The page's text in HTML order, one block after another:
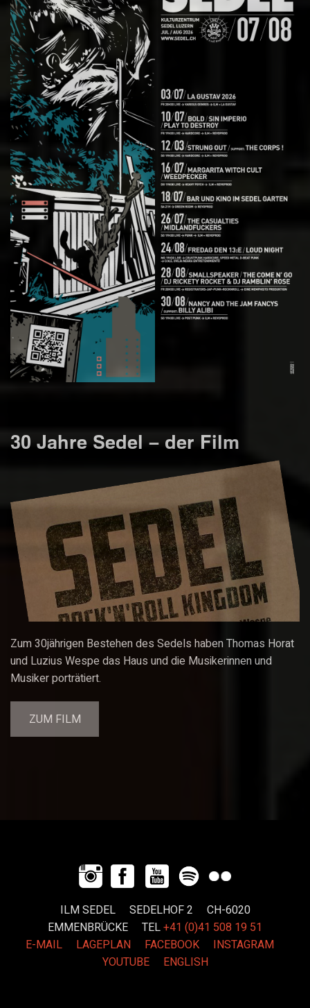
30 Jahre Sedel – der Film
Zum 30jährigen Bestehen des Sedels haben Thomas Horat
und Luzius Wespe das Haus und die Musikerinnen und
Musiker porträtiert.
ZUM FILM
ILM SEDEL SEDELHOF 2 CH-6020
EMMENBRÜCKE TEL+41 (0)41 508 19 51
E-MAIL
LAGEPLAN FACEBOOK
INSTAGRAM
YOUTUBE
ENGLISH